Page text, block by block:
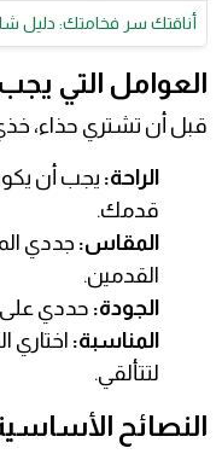
أناقتك سر فخامتك: دليل
العوامل التي
قبل أن تشتري حذاء،
الراحة: يجب أن
قدمك.
المقاس: جددي
القدمين.
الجودة: حددي على
المناسبة: اختاري
لتتألقي.
النصائح